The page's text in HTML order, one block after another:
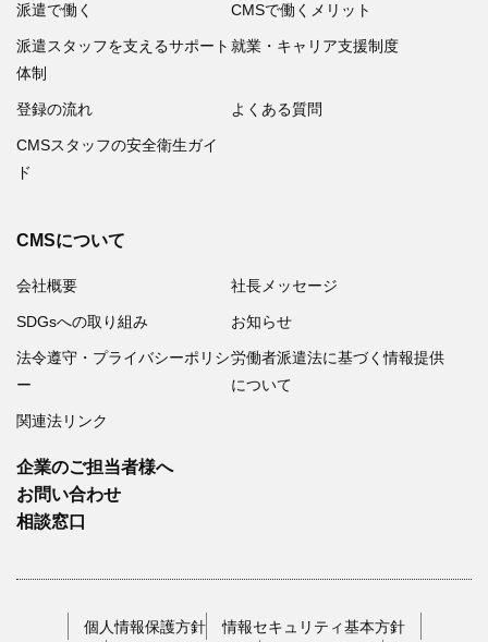
派遣で働く CMSで働くメリット
派遣スタッフを支えるサポート
体制
就業・キャリア支援制度
登録の流れ よくある質問
CMSスタッフの安全衛生ガイ
ド
CMSについて
会社概要 社長メッセージ
SDGsへの取り組み お知らせ
法令遵守・プライバシーポリシ
ー
労働者派遣法に基づく情報提供
について
関連法リンク
企業のご担当者様へ
お問い合わせ
相談窓口
個人情報保護方針 情報セキュリティ基本方針